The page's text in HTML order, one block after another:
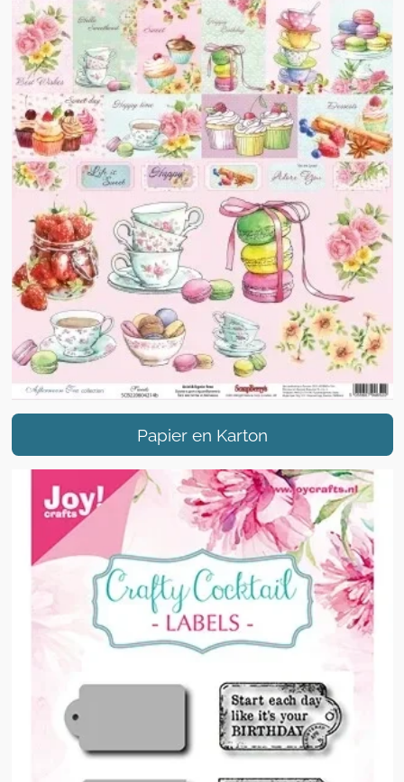
Papier en Karton